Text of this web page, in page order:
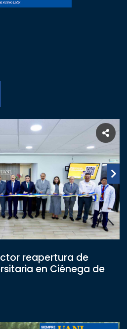
reapertura de
en Ciénega de